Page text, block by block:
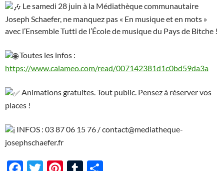
Le samedi 28 juin à la Médiathèque communautaire
Joseph Schaefer, ne manquez pas « En musique et en mots »
avec l’Ensemble Tutti de l’École de musique du Pays de Bitche !
Toutes les infos :
https://www.calameo.com/read/007142381d1c0bd59da3a
Animations gratuites. Tout public. Pensez à réserver vos
places !
INFOS : 03 87 06 15 76 / contact@mediatheque-
josephschaefer.fr